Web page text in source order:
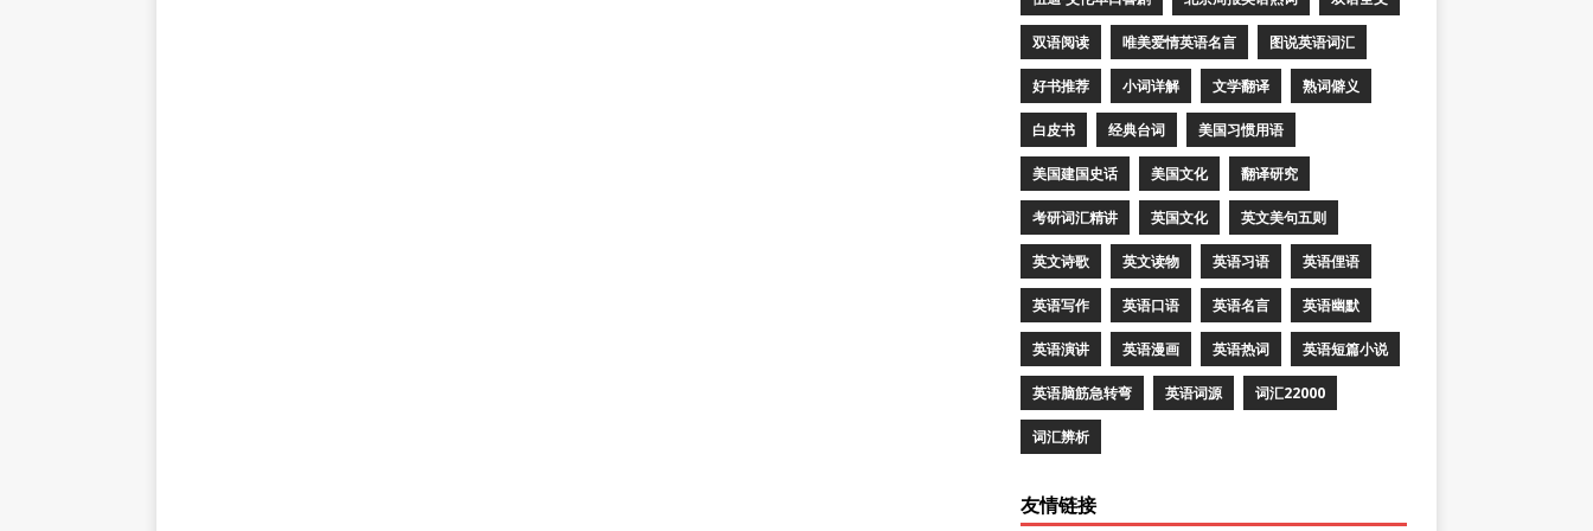
双语阅读 唯美爱情英语名言 图说英语词汇
好书推荐 小词详解 文学翻译 熟词僻义
白皮书 经典台词 美国习惯用语
美国建国史话 美国文化 翻译研究
考研词汇精讲 英国文化 英文美句五则
英文诗歌 英文读物 英语习语 英语俚语
英语写作 英语口语 英语名言 英语幽默
英语演讲 英语漫画 英语热词 英语短篇小说
英语脑筋急转弯 英语词源 词汇22000
词汇辨析
友情链接